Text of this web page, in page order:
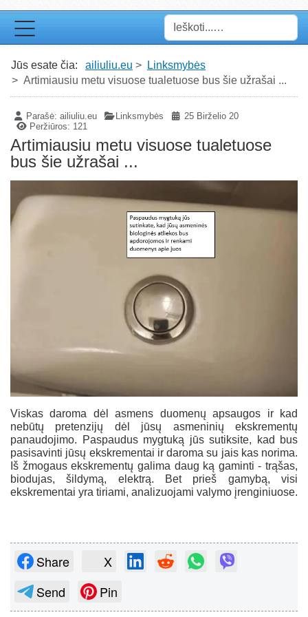
Paieška
Jūs esate čia: ailiuliu.eu
Linksmybės
Artimiausiu metu visuose tualetuose bus šie užrašai ...
Parašė:ailiuliu.eu Linksmybės
25 Birželio 20
Peržiūros: 121
Artimiausiu metu visuose tualetuose
bus šie užrašai ...
Viskas daroma dėl asmens duomenų apsaugos ir kad
nebūtų pretenzijų dėl jūsų asmeninių ekskrementų
panaudojimo. Paspaudus mygtuką jūs sutiksite, kad bus
pasisavinti jūsų ekskrementai ir daroma su jais kas norima.
Iš žmogaus ekskrementų galima daug ką gaminti - trąšas,
biodujas, šildymą, elektrą. Bet prieš gamybą, visi
ekskrementai yra tiriami, analizuojami valymo įrenginiuose.
Share
X
Send
Pin